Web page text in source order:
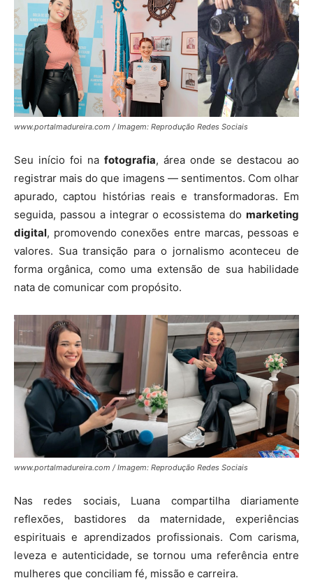
www.portalmadureira.com / Imagem: Reprodução Redes Sociais
Seu início foi na fotografia, área onde se destacou ao
registrar mais do que imagens — sentimentos. Com olhar
apurado, captou histórias reais e transformadoras. Em
seguida, passou a integrar o ecossistema do marketing
digital, promovendo conexões entre marcas, pessoas e
valores. Sua transição para o jornalismo aconteceu de
forma orgânica, como uma extensão de sua habilidade
nata de comunicar com propósito.
www.portalmadureira.com / Imagem: Reprodução Redes Sociais
Nas redes sociais, Luana compartilha diariamente
reflexões, bastidores da maternidade, experiências
espirituais e aprendizados profissionais. Com carisma,
leveza e autenticidade, se tornou uma referência entre
mulheres que conciliam fé, missão e carreira.